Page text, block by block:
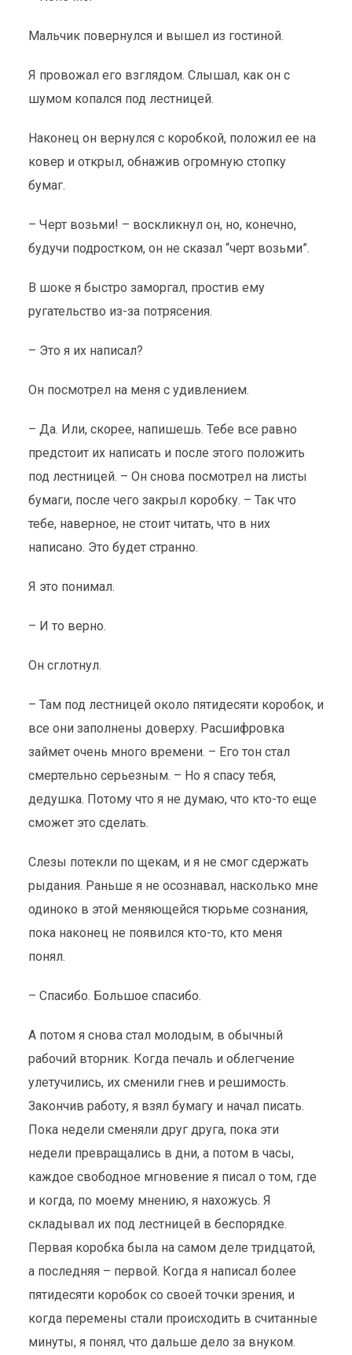
Мальчик повернулся и вышел из гостиной.
Я провожал его взглядом. Слышал, как он с
шумом копался под лестницей.
Наконец он вернулся с коробкой, положил ее на
ковер и открыл, обнажив огромную стопку
бумаг.
– Черт возьми! – воскликнул он, но, конечно,
будучи подростком, он не сказал “черт возьми”.
В шоке я быстро заморгал, простив ему
ругательство из-за потрясения.
– Это я их написал?
Он посмотрел на меня с удивлением.
– Да. Или, скорее, напишешь. Тебе все равно
предстоит их написать и после этого положить
под лестницей. – Он снова посмотрел на листы
бумаги, после чего закрыл коробку. – Так что
тебе, наверное, не стоит читать, что в них
написано. Это будет странно.
Я это понимал.
– И то верно.
Он сглотнул.
– Там под лестницей около пятидесяти коробок, и
все они заполнены доверху. Расшифровка
займет очень много времени. – Его тон стал
смертельно серьезным. – Но я спасу тебя,
дедушка. Потому что я не думаю, что кто-то еще
сможет это сделать.
Слезы потекли по щекам, и я не смог сдержать
рыдания. Раньше я не осознавал, насколько мне
одиноко в этой меняющейся тюрьме сознания,
пока наконец не появился кто-то, кто меня
понял.
– Спасибо. Большое спасибо.
А потом я снова стал молодым, в обычный
рабочий вторник. Когда печаль и облегчение
улетучились, их сменили гнев и решимость.
Закончив работу, я взял бумагу и начал писать.
Пока недели сменяли друг друга, пока эти
недели превращались в дни, а потом в часы,
каждое свободное мгновение я писал о том, где
и когда, по моему мнению, я нахожусь. Я
складывал их под лестницей в беспорядке.
Первая коробка была на самом деле тридцатой,
а последняя – первой. Когда я написал более
пятидесяти коробок со своей точки зрения, и
когда перемены стали происходить в считанные
минуты, я понял, что дальше дело за внуком.